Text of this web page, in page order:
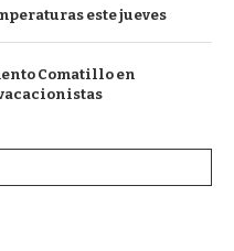
este jueves
Comatillo en
vacacionistas